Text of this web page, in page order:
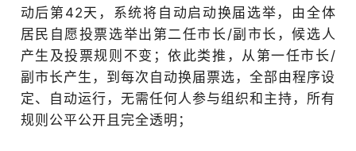
动后第42天，系统将自动启动换届选举，由全体
居民自愿投票选举出第二任市长/副市长，候选人
产生及投票规则不变；依此类推，从第一任市长/
副市长产生，到每次自动换届票选，全部由程序设
定、自动运行，无需任何人参与组织和主持，所有
规则公平公开且完全透明；